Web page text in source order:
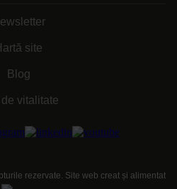
site
Blog
de vitalitate
rezervate. Site web creat și alimentat